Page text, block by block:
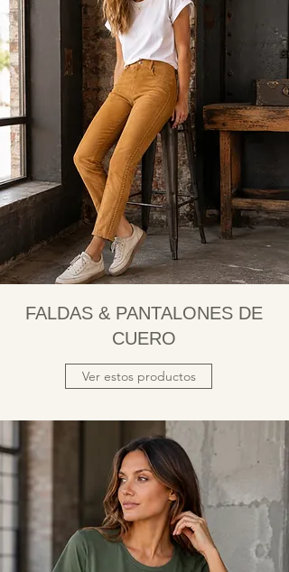
FALDAS & PANTALONES DE
CUERO
Ver estos productos